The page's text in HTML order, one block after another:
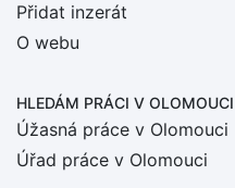
Přidat inzerát
O webu
HLEDÁM PRÁCI V OLOMOUCI
Úžasná práce v Olomouci
Úřad práce v Olomouci